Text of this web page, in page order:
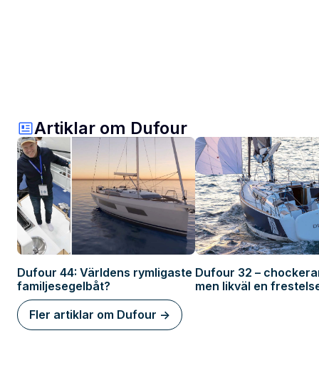
Artiklar om Dufour
Dufour 44: Världens rymligaste
familjesegelbåt?
Dufour 32 –
men likväl en
Fler artiklar om Dufour ->